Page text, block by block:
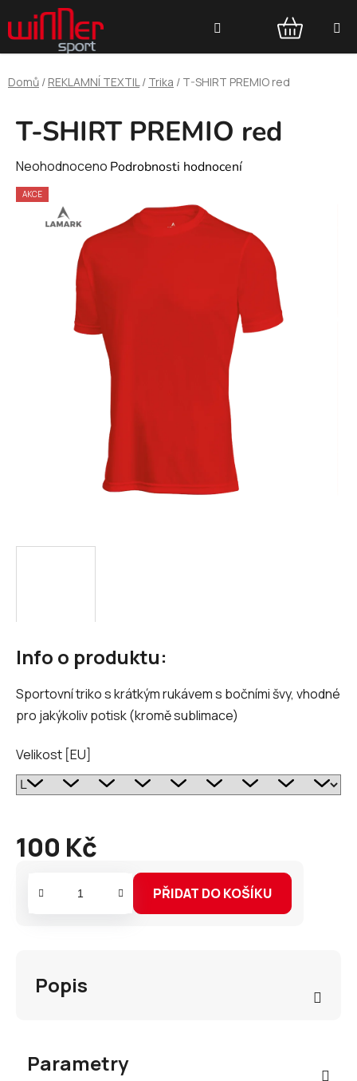
na
obsah
NÁKUPNÍ
Domů / REKLAMNÍ TEXTIL / Trika / T-SHIRT PREMIO red
Info o produktu:
Sportovní triko s krátkým rukávem s bočními švy, vhodné
pro jakýkoliv potisk (kromě sublimace)
Velikost [EU]
100 Kč
Měrná
PŘIDAT DO KOŠÍKU
T-SHIRT PREMIO red
Průměrné
hodnocení
produktu
hvězdiček.
Neohodnoceno Podrobnosti hodnocení
AKCE
Popis
Parametry